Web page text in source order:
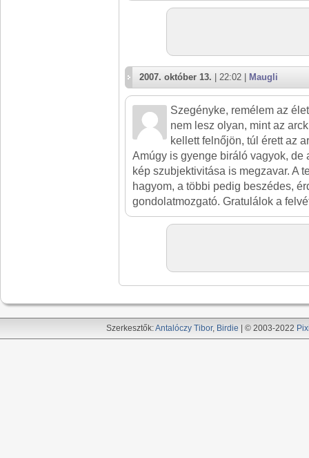
2007. október 13. | 22:02 | Maugli
Szegényke, remélem az
nem lesz olyan, mint az
kellett felnőjön, túl érett az
Amúgy is gyenge biráló vagyok, de
kép szubjektivitása is megzavar. A
hagyom, a többi pedig beszédes,
gondolatmozgató. Gratulálok a
Szerkesztők:Antalóczy Tibor, Birdie | © 2003-2022